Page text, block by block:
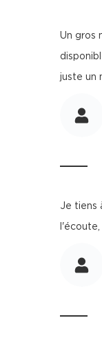
Un gros
juste un
Je tiens